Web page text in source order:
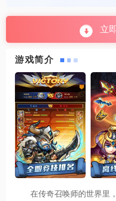
立
游戏简介
在传奇召唤师的世界里